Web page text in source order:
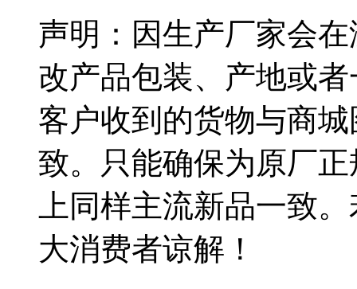
声明： 因生产厂家会
改产品包装、产地或
客户收到的货物与商
致。只能确保为原厂
上同样主流新品一致
大消费者谅解！